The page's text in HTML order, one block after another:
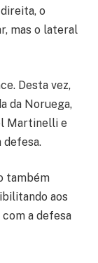
o
mas o lateral
Desta vez,
da Noruega,
Martinelli e
também
aos
a defesa